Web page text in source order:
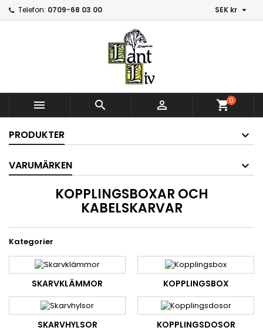
Telefon: 0709-68 03 00 SEK kr 
   shopping_cart0
PRODUKTER
VARUMÄRKEN
KOPPLINGSBOXAR OCH
KABELSKARVAR
Kategorier
SKARVKLÄMMOR KOPPLINGSBOX
SKARVHYLSOR KOPPLINGSDOSOR